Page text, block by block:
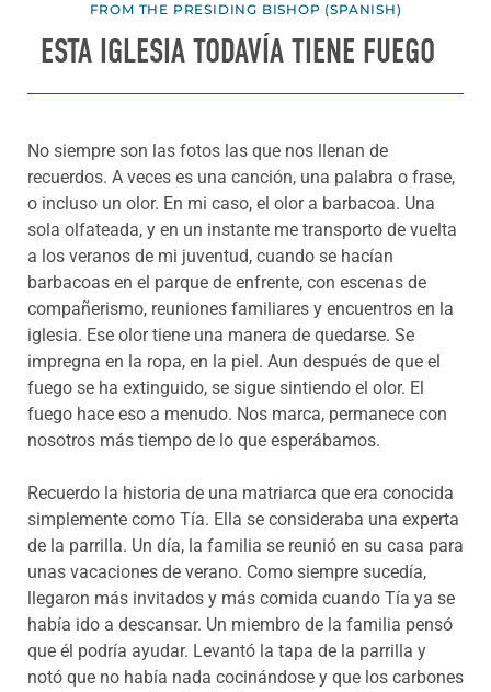
FROM THE PRESIDING BISHOP (SPANISH)
ESTA IGLESIA TODAVÍA TIENE FUEGO
No siempre son las fotos las que nos llenan de
recuerdos. A veces es una canción, una palabra o frase,
o incluso un olor. En mi caso, el olor a barbacoa. Una
sola olfateada, y en un instante me transporto de vuelta
a los veranos de mi juventud, cuando se hacían
barbacoas en el parque de enfrente, con escenas de
compañerismo, reuniones familiares y encuentros en la
iglesia. Ese olor tiene una manera de quedarse. Se
impregna en la ropa, en la piel. Aun después de que el
fuego se ha extinguido, se sigue sintiendo el olor. El
fuego hace eso a menudo. Nos marca, permanece con
nosotros más tiempo de lo que esperábamos.
Recuerdo la historia de una matriarca que era conocida
simplemente como Tía. Ella se consideraba una experta
de la parrilla. Un día, la familia se reunió en su casa para
unas vacaciones de verano. Como siempre sucedía,
llegaron más invitados y más comida cuando Tía ya se
había ido a descansar. Un miembro de la familia pensó
que él podría ayudar. Levantó la tapa de la parrilla y
notó que no había nada cocinándose y que los carbones